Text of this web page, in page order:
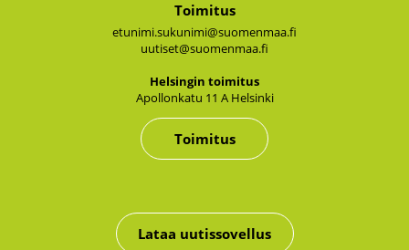
Toimitus
etunimi.sukunimi@suomenmaa.fi
uutiset@suomenmaa.fi
Hel­sin­gin toi­mi­tus
Apol­lon­ka­tu 11 A Hel­sin­ki
Toimitus
Lataa uutissovellus